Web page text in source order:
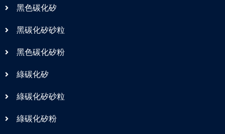
黑色碳化矽
黑碳化矽砂粒
黑色碳化矽粉
綠碳化矽
綠碳化矽砂粒
綠碳化矽粉